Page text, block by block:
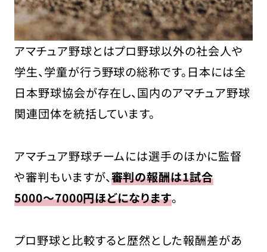
アマチュア野球とはプロ野球以外の社会人や
学生、学童が行う野球の総称です。日本には全
日本野球協会が存在し、国内のアマチュア野球
関連団体を統括しています。
アマチュア野球チームには選手のほかに監督
や審判もいますが、審判の報酬は1試合
5000〜7000円ほどになります。
プロ野球と比較すると歴然とした報酬差があ